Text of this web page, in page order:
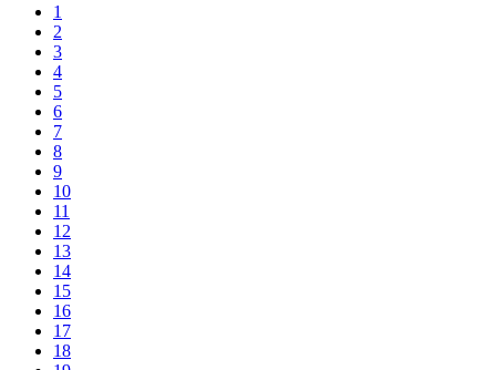
1
2
3
4
5
6
7
8
9
10
11
12
13
14
15
16
17
18